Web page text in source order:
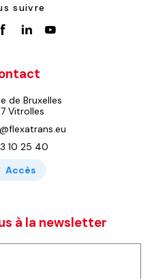
suivre
de Bruxelles
Vitrolles
10 25 40
Accès
à la newsletter